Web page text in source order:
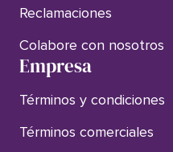
Reclamaciones
Colabore con nosotros
Empresa
Términos y condiciones
Términos comerciales